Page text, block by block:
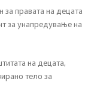
на родово
правата на децата
за унапредување на
на децата,
тело за